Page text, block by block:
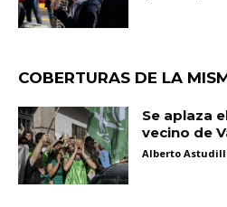
COBERTURAS DE LA
Se aplaza
vecino de
Alberto